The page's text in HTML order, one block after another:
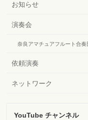
お知らせ
演奏会
奈良アマチュアフルート合奏
依頼演奏
ネットワーク
YouTube チャンネル